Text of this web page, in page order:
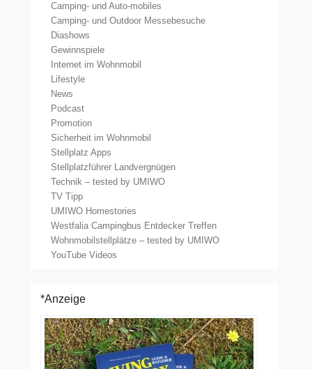
Camping- und Auto-mobiles
Camping- und Outdoor Messebesuche
Diashows
Gewinnspiele
Internet im Wohnmobil
Lifestyle
News
Podcast
Promotion
Sicherheit im Wohnmobil
Stellplatz Apps
Stellplatzführer Landvergnügen
Technik – tested by UMIWO
TV Tipp
UMIWO Homestories
Westfalia Campingbus Entdecker Treffen
Wohnmobilstellplätze – tested by UMIWO
YouTube Videos
*Anzeige